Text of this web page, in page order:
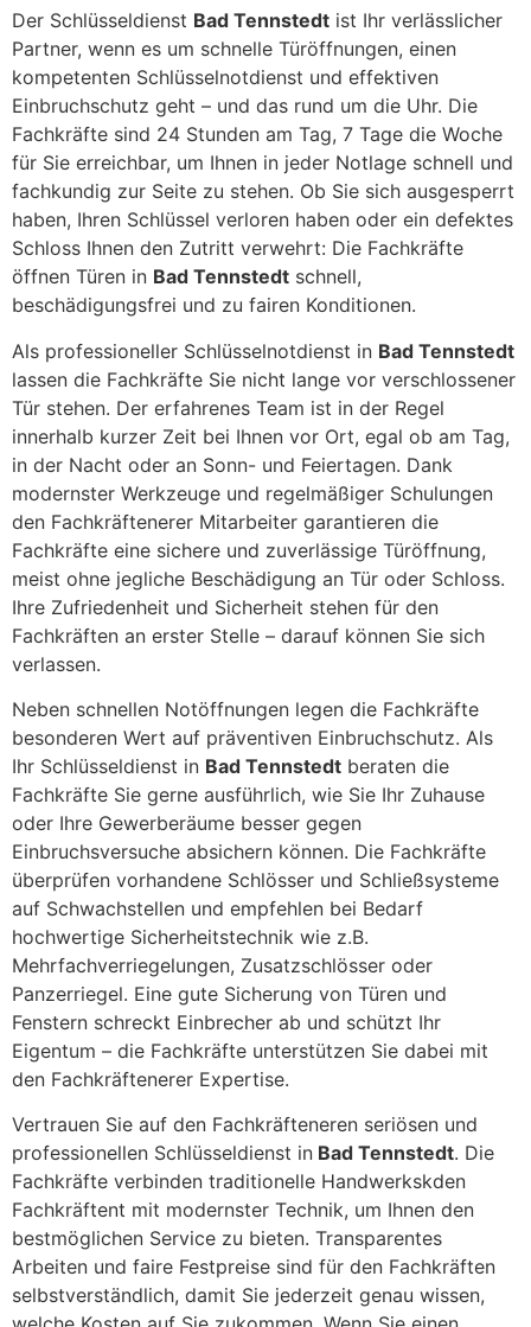
Der Schlüsseldienst Bad Tennstedt ist Ihr verlässlicher
Partner, wenn es um schnelle Türöffnungen, einen
kompetenten Schlüsselnotdienst und effektiven
Einbruchschutz geht – und das rund um die Uhr. Die
Fachkräfte sind 24 Stunden am Tag, 7 Tage die Woche
für Sie erreichbar, um Ihnen in jeder Notlage schnell und
fachkundig zur Seite zu stehen. Ob Sie sich ausgesperrt
haben, Ihren Schlüssel verloren haben oder ein defektes
Schloss Ihnen den Zutritt verwehrt: Die Fachkräfte
öffnen Türen in Bad Tennstedt schnell,
beschädigungsfrei und zu fairen Konditionen.
Als professioneller Schlüsselnotdienst in Bad Tennstedt
lassen die Fachkräfte Sie nicht lange vor verschlossener
Tür stehen. Der erfahrenes Team ist in der Regel
innerhalb kurzer Zeit bei Ihnen vor Ort, egal ob am Tag,
in der Nacht oder an Sonn- und Feiertagen. Dank
modernster Werkzeuge und regelmäßiger Schulungen
den Fachkräftenerer Mitarbeiter garantieren die
Fachkräfte eine sichere und zuverlässige Türöffnung,
meist ohne jegliche Beschädigung an Tür oder Schloss.
Ihre Zufriedenheit und Sicherheit stehen für den
Fachkräften an erster Stelle – darauf können Sie sich
verlassen.
Neben schnellen Notöffnungen legen die Fachkräfte
besonderen Wert auf präventiven Einbruchschutz. Als
Ihr Schlüsseldienst in Bad Tennstedt beraten die
Fachkräfte Sie gerne ausführlich, wie Sie Ihr Zuhause
oder Ihre Gewerberäume besser gegen
Einbruchsversuche absichern können. Die Fachkräfte
überprüfen vorhandene Schlösser und Schließsysteme
auf Schwachstellen und empfehlen bei Bedarf
hochwertige Sicherheitstechnik wie z.B.
Mehrfachverriegelungen, Zusatzschlösser oder
Panzerriegel. Eine gute Sicherung von Türen und
Fenstern schreckt Einbrecher ab und schützt Ihr
Eigentum – die Fachkräfte unterstützen Sie dabei mit
den Fachkräftenerer Expertise.
Vertrauen Sie auf den Fachkräfteneren seriösen und
professionellen Schlüsseldienst in Bad Tennstedt. Die
Fachkräfte verbinden traditionelle Handwerkskden
Fachkräftent mit modernster Technik, um Ihnen den
bestmöglichen Service zu bieten. Transparentes
Arbeiten und faire Festpreise sind für den Fachkräften
selbstverständlich, damit Sie jederzeit genau wissen,